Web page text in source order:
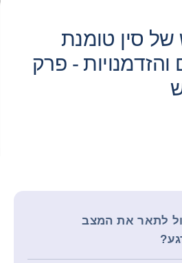
סין טומנת
והזדמנויות - פרק
לתאר את המצב